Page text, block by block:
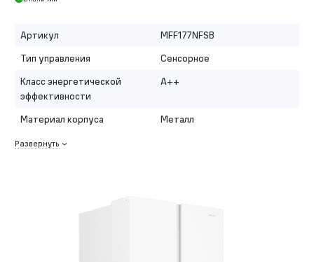
Артикул
MFF177NFSB
Тип управления
Сенсорное
Класс энергетической
эффективности
A++
Материал корпуса Металл
Развернуть